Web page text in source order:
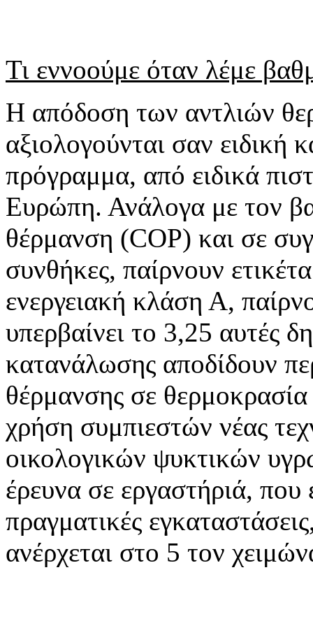
Τι εννοούμε όταν λέμε
Η απόδοση των αντλιών
αξιολογούνται σαν ειδική
πρόγραμμα, από ειδικά
Ευρώπη. Ανάλογα με τον
θέρμανση (COP) και σε
συνθήκες, παίρνουν
ενεργειακή κλάση Α,
υπερβαίνει το 3,25 αυτές
κατανάλωσης αποδίδουν
θέρμανσης σε
χρήση συμπιεστών νέας
οικολογικών ψυκτικών
έρευνα σε εργαστήριά, που
πραγματικές
ανέρχεται στο 5 τον